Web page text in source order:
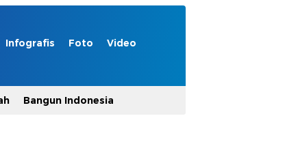
Infografis Foto Video
Bangun Indonesia